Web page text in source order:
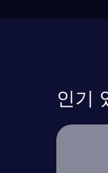
인기